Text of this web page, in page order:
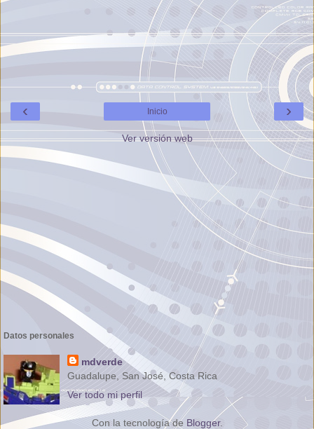
‹ ›
Inicio
Ver versión web
Datos personales
mdverde
Guadalupe, San José, Costa Rica
Ver todo mi perfil
Con la tecnología de Blogger.